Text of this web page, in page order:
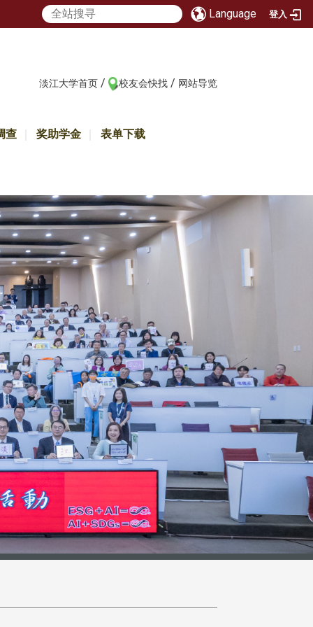
Language 登入
淡江大学首页 / 校友会快找 / 网站导览
查 奖助学金 表单下载